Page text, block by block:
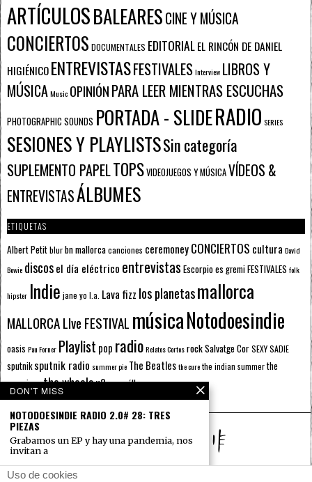
ARTÍCULOSBALEARESCINE Y MÚSICA
CONCIERTOS DOCUMENTALES EDITORIALEL RINCÓN DE DANIEL
HIGIÉNICOENTREVISTASFESTIVALESInterview LIBROS Y
MÚSICAMusic OPINIÓNPARA LEER MIENTRAS ESCUCHAS
PHOTOGRAPHIC SOUNDS PORTADA - SLIDERADIO SERIES
SESIONES Y PLAYLISTSSin categoría
SUPLEMENTO PAPELTOPSVIDEOJUEGOS Y MÚSICAVÍDEOS &
ENTREVISTASÁLBUMES
ETIQUETAS
Albert Petitblurbn mallorcacanciones ceremoneyCONCIERTOS cultura David
Bowie discosel día eléctrico entrevistas Escorpioes gremiFESTIVALES folk
hipster Indie jane yo l.a. Lava fizz los planetasmallorca
MALLORCA LIve FESTIVAL músicaNotodoesindie
oasis Pau Forner Playlist pop radioRelatos CortosrockSalvatge CorSEXY SADIE
sputnik sputnik radio summer pie The Beatlesthe curethe indian summerthe
prussiansthe wheelsu2veranoálbumes
Uso de cookies
DON'T MISS
NOTODOESINDIE RADIO 2.0# 28: TRES
PIEZAS
Grabamos un EP y hay una pandemia, nos
invitan a